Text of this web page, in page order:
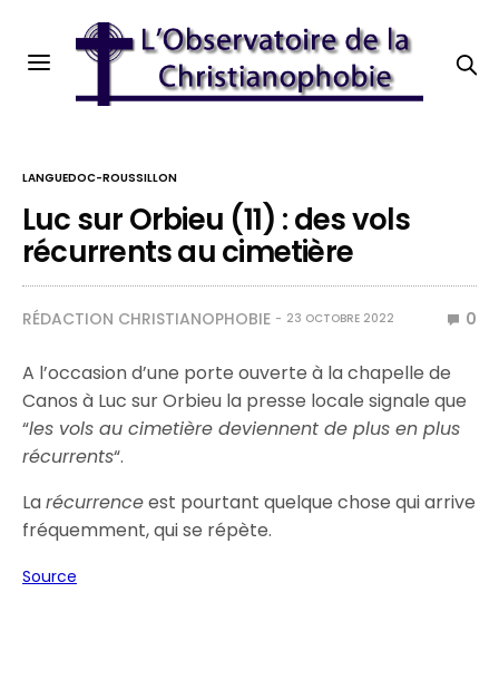
LANGUEDOC-ROUSSILLON
Luc sur Orbieu (11) : des vols
récurrents au cimetière
RÉDACTION CHRISTIANOPHOBIE 23 OCTOBRE 2022 0
A l’occasion d’une porte ouverte à la chapelle de
Canos à Luc sur Orbieu la presse locale signale que
“les vols au cimetière deviennent de plus en plus
récurrents“.
Larécurrenceest pourtant quelque chose qui arrive
fréquemment, qui se répète.
Source